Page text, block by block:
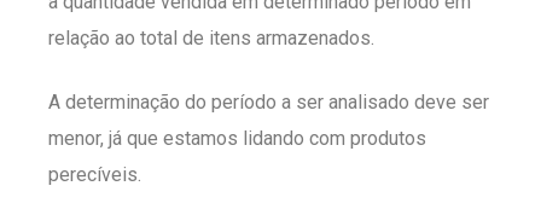
relação ao total de itens armazenados.
A determinação do período a ser analisado deve ser
menor, já que estamos lidando com produtos
perecíveis.